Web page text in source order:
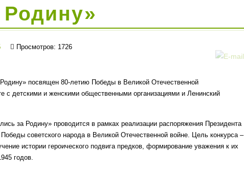
Просмотров: 1726
посвящен 80-летию Победы в Великой Отечественной
детскими и женскими общественными организациями и Ленинский
за Родину» проводится в рамках реализации распоряжения Президента
советского народа в Великой Отечественной войне. Цель конкурса –
истории героического подвига предков, формирование уважения к их
годов.